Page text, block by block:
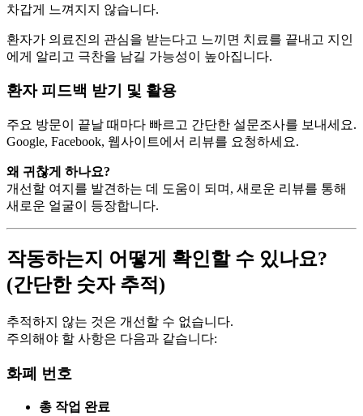
차갑게 느껴지지 않습니다.
환자가 의료진의 관심을 받는다고 느끼면 치료를 끝내고 지인
에게 알리고 극찬을 남길 가능성이 높아집니다.
환자 피드백 받기 및 활용
주요 방문이 끝날 때마다 빠르고 간단한 설문조사를 보내세요.
Google, Facebook, 웹사이트에서 리뷰를 요청하세요.
왜 귀찮게 하나요?
개선할 여지를 발견하는 데 도움이 되며, 새로운 리뷰를 통해
새로운 얼굴이 등장합니다.
작동하는지 어떻게 확인할 수 있나요?
(간단한 숫자 추적)
추적하지 않는 것은 개선할 수 없습니다.
주의해야 할 사항은 다음과 같습니다:
화폐 번호
총 작업 완료